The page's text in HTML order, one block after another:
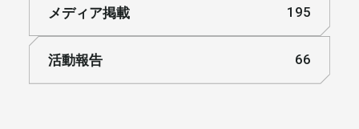
メディア掲載 195
活動報告 66